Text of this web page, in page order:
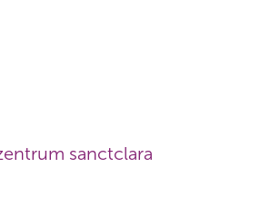
sanctclara